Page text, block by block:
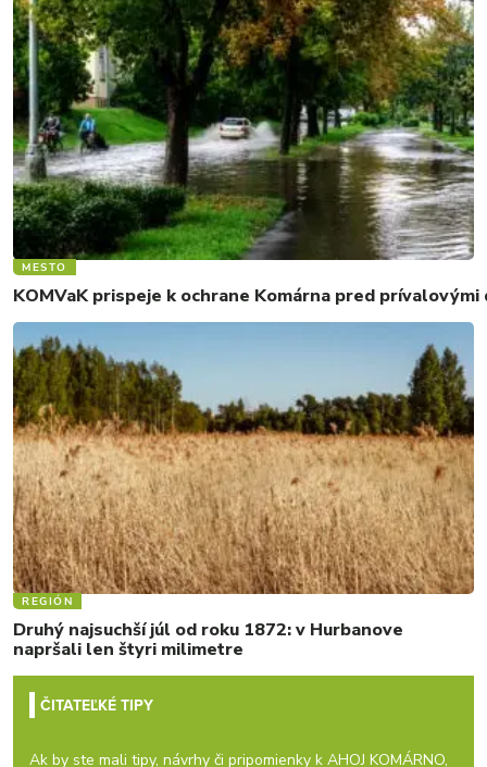
MESTO
KOMVaK prispeje k ochrane Komárna pred
REGIÓN
Druhý najsuchší júl od roku 1872: v Hurbanove
napršali len štyri milimetre
ČITATEĽKÉ TIPY
Ak by ste mali tipy, návrhy či pripomienky k AHOJ KOMÁRNO,